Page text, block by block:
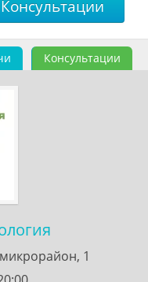
Консультации
Консультации
1